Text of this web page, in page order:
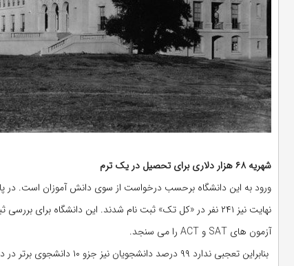
شهریه ۶۸ هزار دلاری برای تحصیل در یک ترم
نهایت نیز ۲۴۱ نفر در «کل تک» ثبت نام شدند. این دانشگاه
آزمون های SAT و ACT را می سنجد.
بنابراین تعجبی ندارد ۹۹ درصد دانشجویان نیز جزو ۱۰ دانشجوی برتر در دبیرستان های خود هستند.